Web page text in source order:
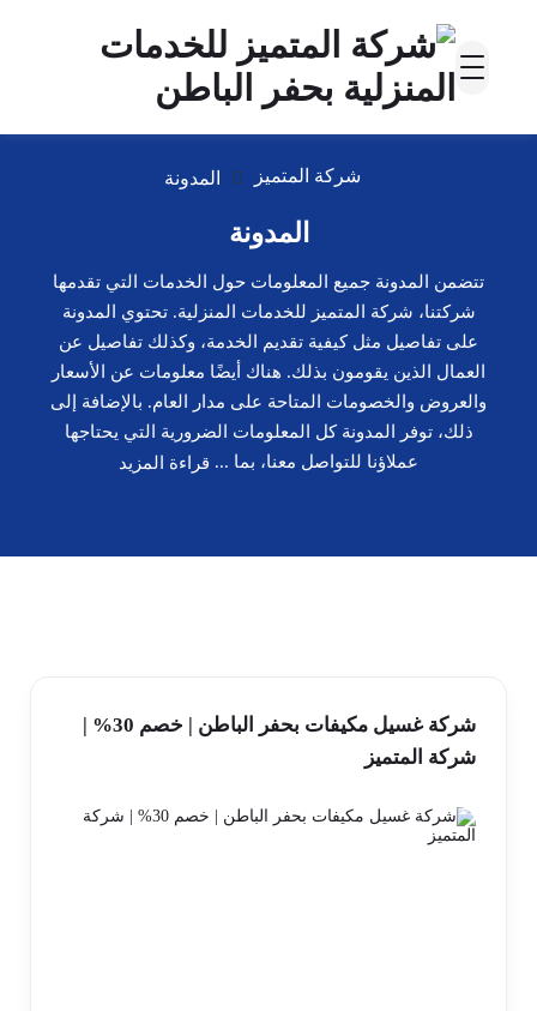
شركة المتميز المدونة
المدونة
تتضمن المدونة جميع المعلومات حول الخدمات التي تقدمها
شركتنا، شركة المتميز للخدمات المنزلية. تحتوي المدونة
على تفاصيل مثل كيفية تقديم الخدمة، وكذلك تفاصيل عن
العمال الذين يقومون بذلك. هناك أيضًا معلومات عن الأسعار
والعروض والخصومات المتاحة على مدار العام. بالإضافة إلى
ذلك، توفر المدونة كل المعلومات الضرورية التي يحتاجها
عملاؤنا للتواصل معنا، بما ... قراءة المزيد
شركة غسيل مكيفات بحفر الباطن | خصم 30% |
شركة المتميز